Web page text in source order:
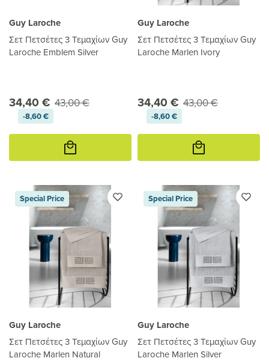
Guy Laroche
Σετ Πετσέτες 3 Τεμαχίων Guy
Laroche Emblem Silver
34,40 € 43,00 €
-8,60 €
Προσθήκη
καλάθι
Guy Laroche
Σετ Πετσέτες 3 Τεμαχίων Guy
Laroche Marlen Ivory
34,40 € 43,00 €
-8,60 €
Προσθήκη
καλάθι
Special Price
Guy Laroche
Σετ Πετσέτες 3 Τεμαχίων Guy
Laroche Marlen Natural
Special Price
Guy Laroche
Σετ Πετσέτες 3 Τεμαχίων Guy
Laroche Marlen Silver